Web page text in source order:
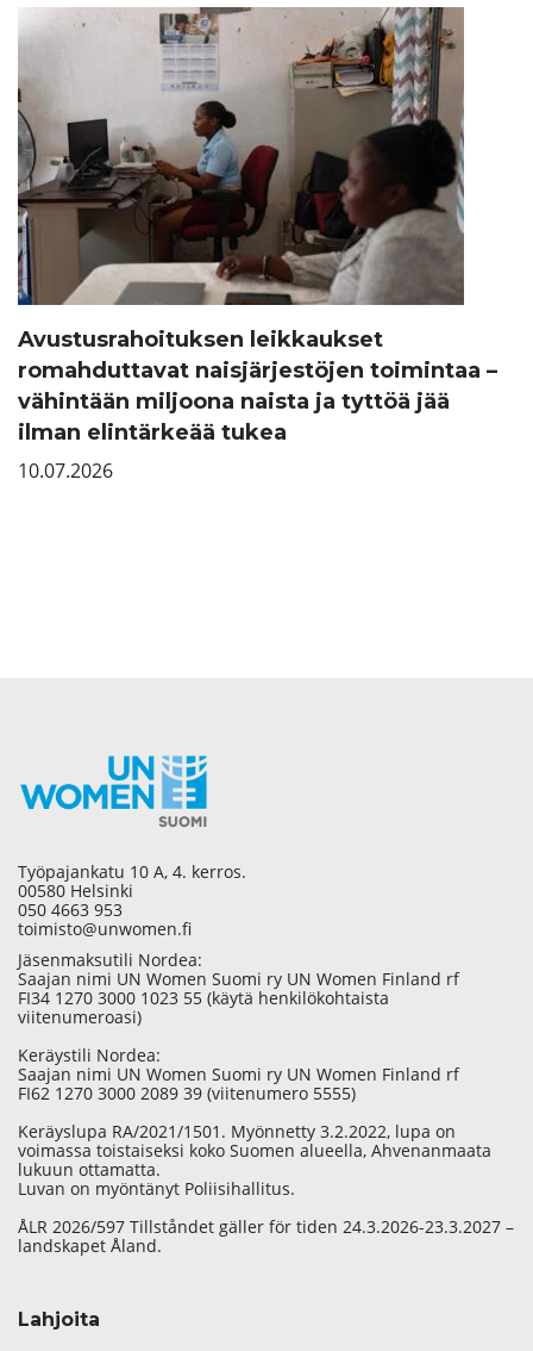
Avustusrahoituksen leikkaukset
romahduttavat naisjärjestöjen toimintaa –
vähintään miljoona naista ja tyttöä jää
ilman elintärkeää tukea
10.07.2026
Työpajankatu 10 A, 4. kerros.
00580 Helsinki
050 4663 953
toimisto@unwomen.fi
Jäsenmaksutili Nordea:
Saajan nimi UN Women Suomi ry UN Women Finland rf
FI34 1270 3000 1023 55 (käytä henkilökohtaista
viitenumeroasi)
Keräystili Nordea:
Saajan nimi UN Women Suomi ry UN Women Finland rf
FI62 1270 3000 2089 39 (viitenumero 5555)
Keräyslupa RA/2021/1501. Myönnetty 3.2.2022, lupa on
voimassa toistaiseksi koko Suomen alueella, Ahvenanmaata
lukuun ottamatta.
Luvan on myöntänyt Poliisihallitus.
ÅLR 2026/597 Tillståndet gäller för tiden 24.3.2026-23.3.2027 –
landskapet Åland.
Lahjoita